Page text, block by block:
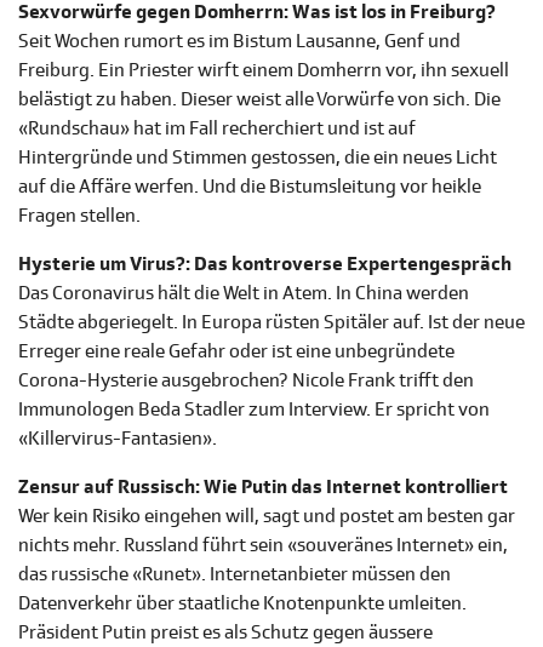
Sexvorwürfe gegen Domherrn: Was ist los in Freiburg?
Seit Wochen rumort es im Bistum Lausanne, Genf und
Freiburg. Ein Priester wirft einem Domherrn vor, ihn sexuell
belästigt zu haben. Dieser weist alle Vorwürfe von sich. Die
«Rundschau» hat im Fall recherchiert und ist auf
Hintergründe und Stimmen gestossen, die ein neues Licht
auf die Affäre werfen. Und die Bistumsleitung vor heikle
Fragen stellen.
Hysterie um Virus?: Das kontroverse Expertengespräch
Das Coronavirus hält die Welt in Atem. In China werden
Städte abgeriegelt. In Europa rüsten Spitäler auf. Ist der neue
Erreger eine reale Gefahr oder ist eine unbegründete
Corona-Hysterie ausgebrochen? Nicole Frank trifft den
Immunologen Beda Stadler zum Interview. Er spricht von
«Killervirus-Fantasien».
Zensur auf Russisch: Wie Putin das Internet kontrolliert
Wer kein Risiko eingehen will, sagt und postet am besten gar
nichts mehr. Russland führt sein «souveränes Internet» ein,
das russische «Runet». Internetanbieter müssen den
Datenverkehr über staatliche Knotenpunkte umleiten.
Präsident Putin preist es als Schutz gegen äussere